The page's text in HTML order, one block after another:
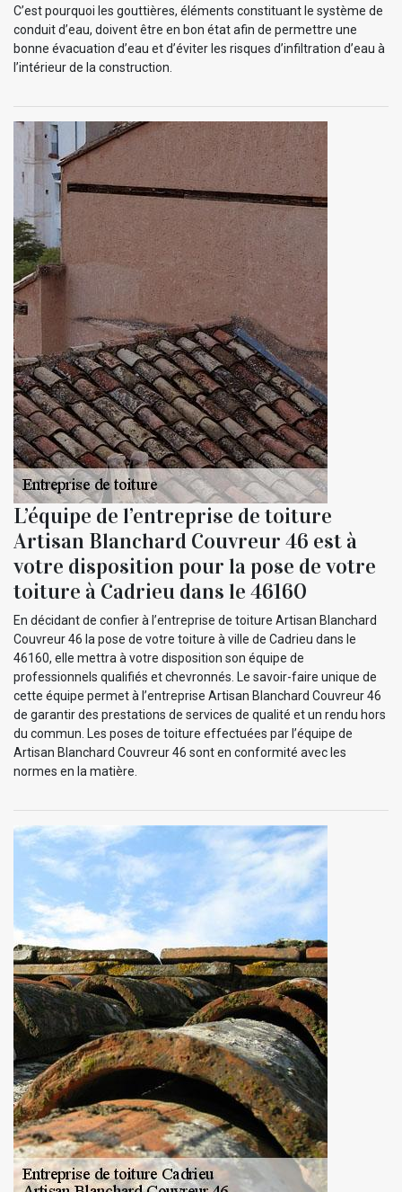
C’est pourquoi les gouttières, éléments constituant le système de
conduit d’eau, doivent être en bon état afin de permettre une
bonne évacuation d’eau et d’éviter les risques d’infiltration d’eau à
l’intérieur de la construction.
L’équipe de l’entreprise de toiture
Artisan Blanchard Couvreur 46 est à
votre disposition pour la pose de votre
toiture à Cadrieu dans le 46160
En décidant de confier à l’entreprise de toiture Artisan Blanchard
Couvreur 46 la pose de votre toiture à ville de Cadrieu dans le
46160, elle mettra à votre disposition son équipe de
professionnels qualifiés et chevronnés. Le savoir-faire unique de
cette équipe permet à l’entreprise Artisan Blanchard Couvreur 46
de garantir des prestations de services de qualité et un rendu hors
du commun. Les poses de toiture effectuées par l’équipe de
Artisan Blanchard Couvreur 46 sont en conformité avec les
normes en la matière.